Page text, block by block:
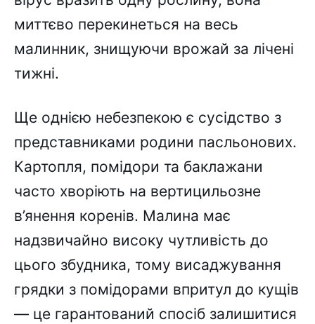
миттєво перекинеться на весь
малинник, знищуючи врожай за лічені
тижні.
Ще однією небезпекою є сусідство з
представниками родини пасльонових.
Картопля, помідори та баклажани
часто хворіють на вертицильозне
в’янення коренів. Малина має
надзвичайно високу чутливість до
цього збудника, тому висаджування
грядки з помідорами впритул до кущів
— це гарантований спосіб залишитися